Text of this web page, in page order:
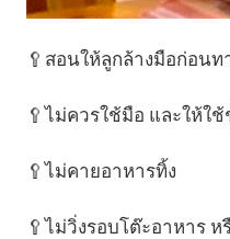
🥄สอนให้ลูกล้างมือก่อน
🥄ไม่ควรใช้มือ และให้ใ
🥄ไม่คายอาหารทิ้ง
🥄ไม่วิ่งรอบโต๊ะอาหาร